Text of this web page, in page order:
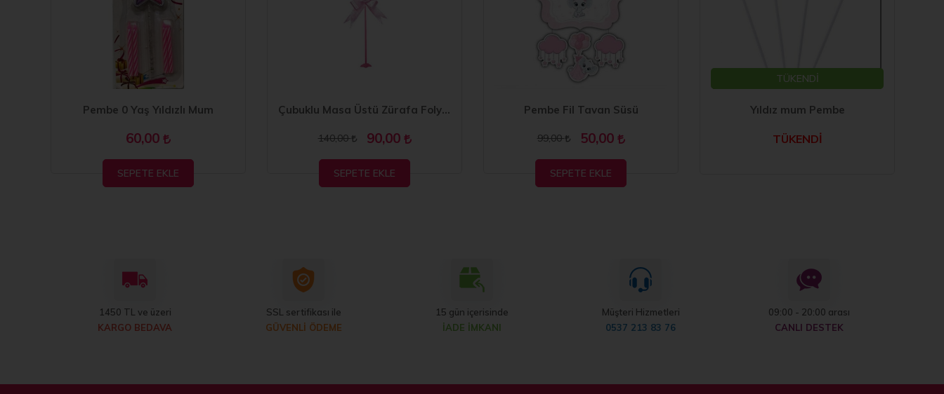
Pembe 0 Yaş Yıldızlı Mum
60,00
SEPETE EKLE
Çubuklu Masa Üstü Zürafa Folyo Balon
140,00 90,00
SEPETE EKLE
Pembe Fil Tavan Süsü
99,00 50,00
SEPETE EKLE
TÜKENDİ
Yıldız mum Pembe
TÜKENDİ
1450 TL ve üzeri
KARGO BEDAVA
SSL sertifikası ile
GÜVENLİ ÖDEME
15 gün içerisinde
İADE İMKANI
Müşteri Hizmetleri
0537 213 83 76
09:00 - 20:00 arası
CANLI DESTEK